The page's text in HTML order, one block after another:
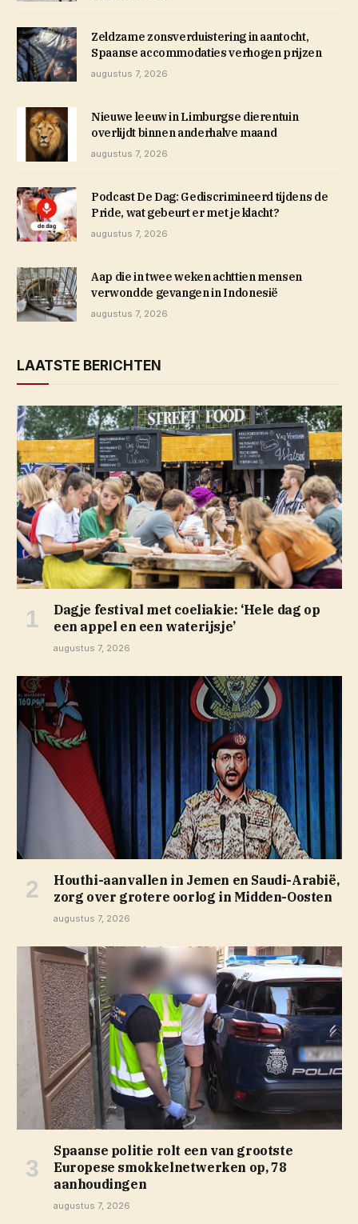
Zeldzame zonsverduistering in aantocht,
Spaanse accommodaties verhogen prijzen
augustus 7, 2026
Nieuwe leeuw in Limburgse dierentuin
overlijdt binnen anderhalve maand
augustus 7, 2026
Podcast De Dag: Gediscrimineerd tijdens de
Pride, wat gebeurt er met je klacht?
augustus 7, 2026
Aap die in twee weken achttien mensen
verwondde gevangen in Indonesië
augustus 7, 2026
LAATSTE BERICHTEN
Dagje festival met coeliakie: ‘Hele dag op
een appel en een waterijsje’
augustus 7, 2026
Houthi-aanvallen in Jemen en Saudi-Arabië,
zorg over grotere oorlog in Midden-Oosten
augustus 7, 2026
Spaanse politie rolt een van grootste
Europese smokkelnetwerken op, 78
aanhoudingen
augustus 7, 2026